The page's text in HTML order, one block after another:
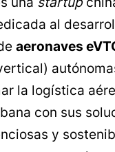
al
aeronaves
la logística
con sus
y